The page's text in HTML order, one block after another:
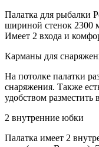
Палатка для рыбалки
шириной стенок 2300
Имеет 2 входа и
Карманы для
На потолке палатки
снаряжения. Также
удобством
2 внутренние юбки
Палатка имеет 2